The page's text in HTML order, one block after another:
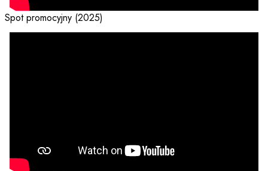
Spot promocyjny (2025)